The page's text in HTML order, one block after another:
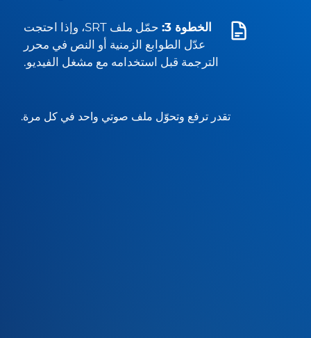
الخطوة 3:
حمّل ملف SRT، وإذا احتجت
عدّل الطوابع الزمنية أو النص في محرر
الترجمة قبل استخدامه مع مشغل الفيديو.
تقدر ترفع وتحوّل ملف صوتي واحد في كل مرة.